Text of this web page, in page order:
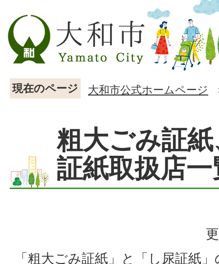
現在のページ 大和市公式ホームページ
粗大ごみ証
証紙取扱店一
「粗大ごみ証紙」と「し尿証紙